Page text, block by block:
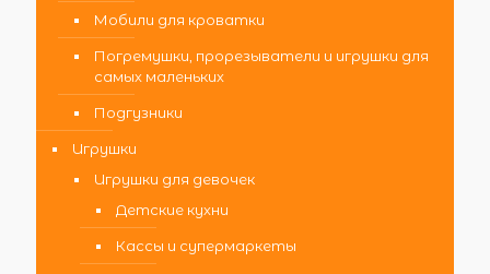
Мобили для кроватки
Погремушки, прорезыватели и игрушки для
самых маленьких
Подгузники
Игрушки
Игрушки для девочек
Детские кухни
Кассы и супермаркеты